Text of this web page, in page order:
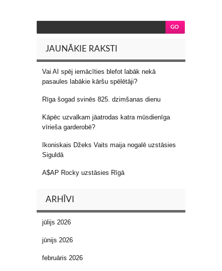
JAUNĀKIE RAKSTI
Vai AI spēj iemācīties blefot labāk nekā
pasaules labākie kāršu spēlētāji?
Rīga šogad svinēs 825. dzimšanas dienu
Kāpēc uzvalkam jāatrodas katra mūsdienīga
vīrieša garderobē?
Ikoniskais Džeks Vaits maija nogalē uzstāsies
Siguldā
A$AP Rocky uzstāsies Rīgā
ARHĪVI
jūlijs 2026
jūnijs 2026
februāris 2026